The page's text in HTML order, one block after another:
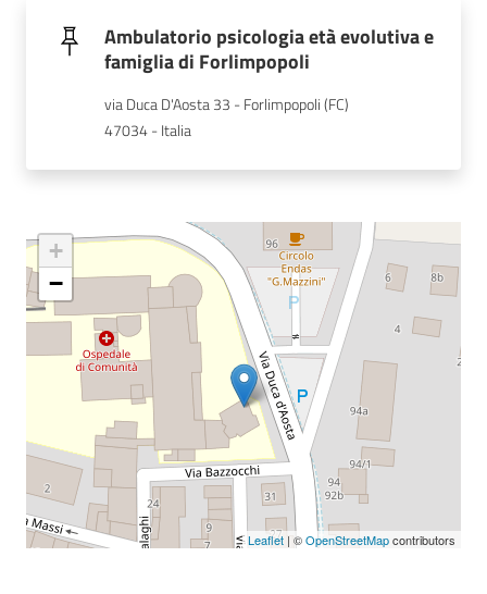
Seguici
su
Ambulatorio psicologia età evolutiva e
famiglia di Forlimpopoli
via Duca D'Aosta 33 - Forlimpopoli (FC)
47034 - Italia
+
−
Leaflet | ©OpenStreetMapcontributors